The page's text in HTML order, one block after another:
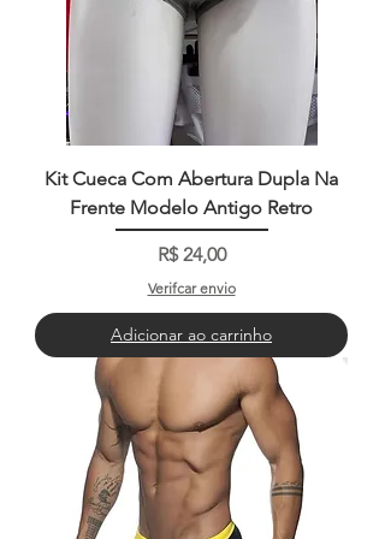
Kit Cueca Com Abertura Dupla Na
Frente Modelo Antigo Retro
Preço
R$ 24,00
Verifcar envio
Adicionar ao carrinho